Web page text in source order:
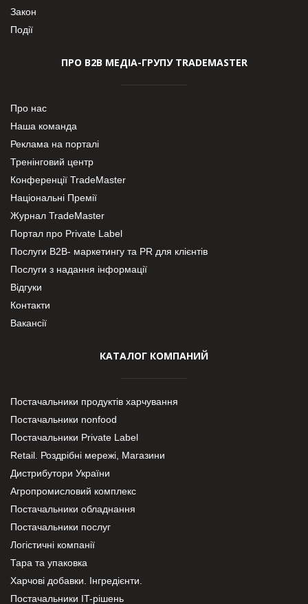
Закон
Події
ПРО В2В МЕДІА-ГРУПУ TRADEMASTER
Про нас
Наша команда
Реклама на порталі
Тренінговий центр
Конференції TradeMaster
Національні Премії
Журнал TradeMaster
Портал про Private Label
Послуги В2В- маркетингу та PR для клієнтів
Послуги з надання інформації
Відгуки
Контакти
Вакансії
КАТАЛОГ КОМПАНИЙ
Постачальники продуктів харчування
Постачальники nonfood
Постачальники Private Label
Retail. Роздрібні мережі, Магазини
Дистрибутори України
Агропромисловий комплекс
Постачальники обладнання
Постачальники послуг
Логістичні компанії
Тара та упаковка
Харчові добавки. Інгредієнти.
Постачальники IT-рішень